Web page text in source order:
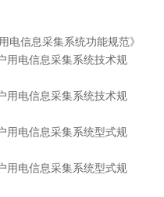
电信息采集系统功能规范》
用电信息采集系统技术规
用电信息采集系统技术规
用电信息采集系统型式规
用电信息采集系统型式规